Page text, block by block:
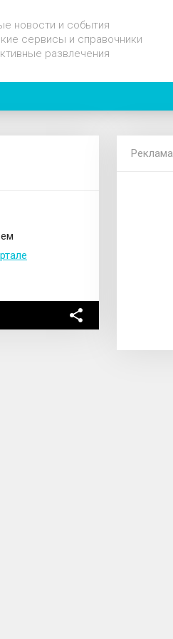
новости и события
сервисы и справочники
развлечения
Реклама